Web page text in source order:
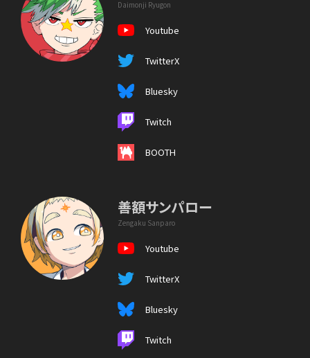
Daimonji Ryugon
Youtube
TwitterX
Bluesky
Twitch
BOOTH
善額サンパロー
Zengaku Sanparo
Youtube
TwitterX
Bluesky
Twitch